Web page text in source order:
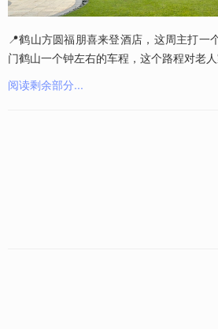
📍鹤山方圆福朋喜来登酒店，这周主打一
门鹤山一个钟左右的车程，这个路程对老人
阅读剩余部分...